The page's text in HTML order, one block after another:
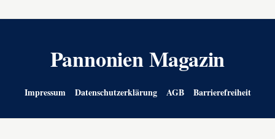
Pannonien Magazin
Impressum Datenschutzerklärung AGB Barrierefreiheit